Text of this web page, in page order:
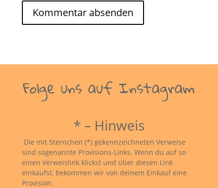
Folge uns auf Instagram
* – Hinweis
Die mit Sternchen (*) gekennzeichneten Verweise
sind sogenannte Provisions-Links. Wenn du auf so
einen Verweislink klickst und über diesen Link
einkaufst, bekommen wir von deinem Einkauf eine
Provision.